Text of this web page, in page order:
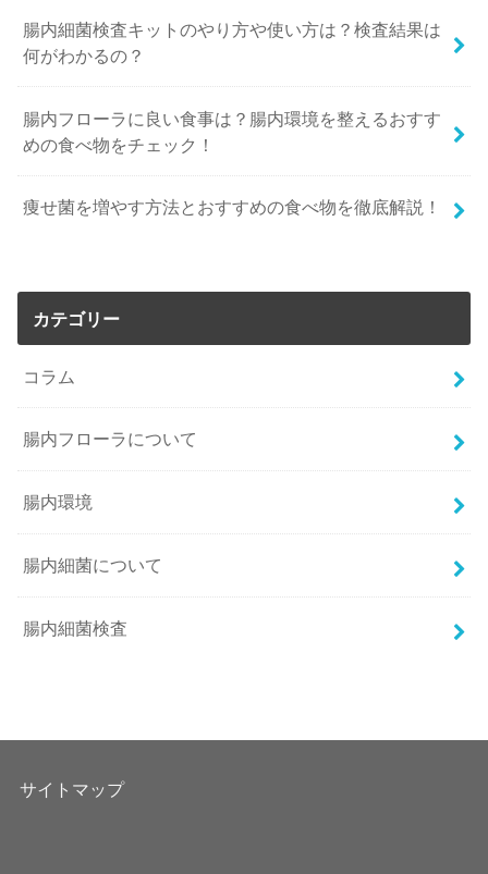
腸内細菌検査キットのやり方や使い方は？検査結果は
何がわかるの？
腸内フローラに良い食事は？腸内環境を整えるおすす
めの食べ物をチェック！
痩せ菌を増やす方法とおすすめの食べ物を徹底解説！
カテゴリー
コラム
腸内フローラについて
腸内環境
腸内細菌について
腸内細菌検査
サイトマップ